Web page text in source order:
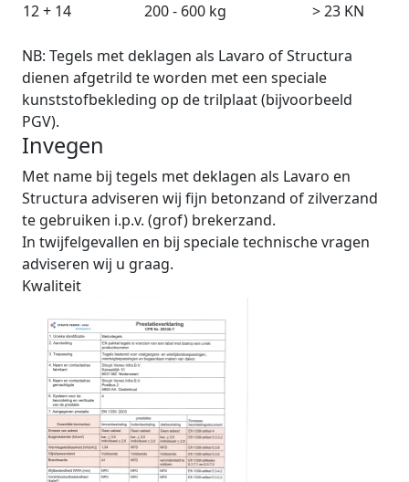
12 + 14
200 - 600 kg > 23 KN
NB: Tegels met deklagen als Lavaro of Structura
dienen afgetrild te worden met een speciale
kunststofbekleding op de trilplaat (bijvoorbeeld
PGV).
Invegen
Met name bij tegels met deklagen als Lavaro en
Structura adviseren wij fijn betonzand of zilverzand
te gebruiken i.p.v. (grof) brekerzand.
In twijfelgevallen en bij speciale technische vragen
adviseren wij u graag.
Kwaliteit